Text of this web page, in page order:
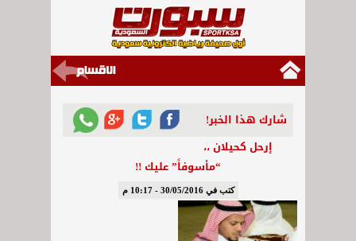
شارك هذا الخبر!
إرحل كحيلان ،،
“مأسوفاً” عليك !!
كتب في 30/05/2016 - 10:17 م